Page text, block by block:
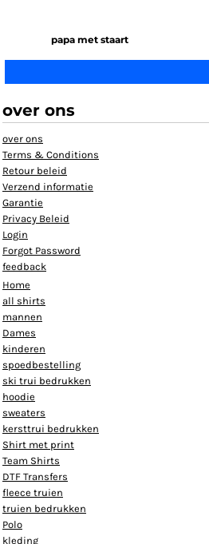
papa met staart
over ons
over ons
Terms & Conditions
Retour beleid
Verzend informatie
Garantie
Privacy Beleid
Login
Forgot Password
feedback
Home
all shirts
mannen
Dames
kinderen
spoedbestelling
ski trui bedrukken
hoodie
sweaters
kersttrui bedrukken
Shirt met print
Team Shirts
DTF Transfers
fleece truien
truien bedrukken
Polo
kleding